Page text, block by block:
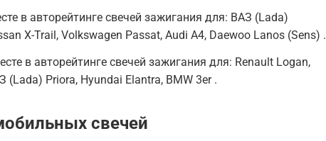
в авторейтинге свечей зажигания для: ВАЗ (Lada)
X-Trail, Volkswagen Passat, Audi A4, Daewoo Lanos (Sens) .
в авторейтинге свечей зажигания для: Renault Logan,
(Lada) Priora, Hyundai Elantra, BMW 3er .
свечей